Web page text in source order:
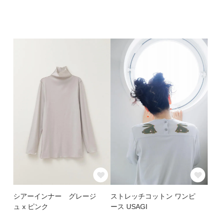
シアーインナー グレージ
ュ x ピンク
ストレッチコットン ワンピ
ース USAGI